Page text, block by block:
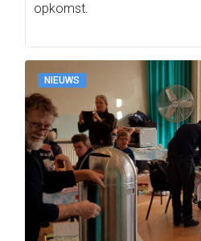
opkomst.
NIEUWS